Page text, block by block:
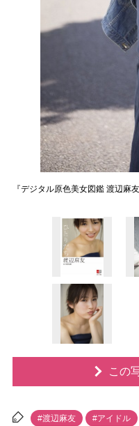
『デジタル原色美女図鑑 渡辺麻
この
#渡辺麻友 #アイドル